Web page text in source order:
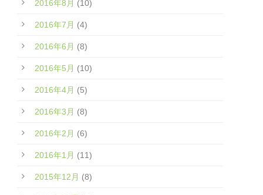
2016年8月 (10)
2016年7月 (4)
2016年6月 (8)
2016年5月 (10)
2016年4月 (5)
2016年3月 (8)
2016年2月 (6)
2016年1月 (11)
2015年12月 (8)